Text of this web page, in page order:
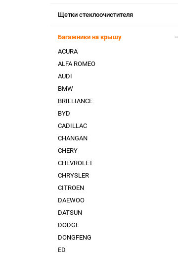
Щетки стеклоочистителя
Багажники на крышу
ACURA
ALFA ROMEO
AUDI
BMW
BRILLIANCE
BYD
CADILLAC
CHANGAN
CHERY
CHEVROLET
CHRYSLER
CITROEN
DAEWOO
DATSUN
DODGE
DONGFENG
ED